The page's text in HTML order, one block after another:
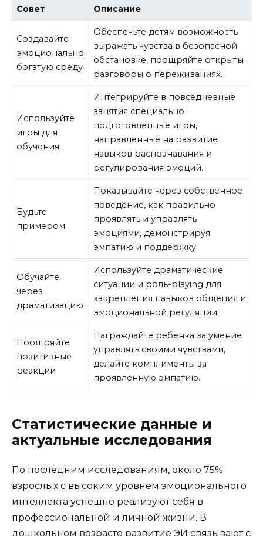
Совет Описание
Создавайте
эмоционально
богатую среду
Обеспечьте детям возможность
выражать чувства в безопасной
обстановке, поощряйте открыты
разговоры о переживаниях.
Используйте
игры для
обучения
Интегрируйте в повседневные
занятия специально
подготовленные игры,
направленные на развитие
навыков распознавания и
регулирования эмоций.
Будьте
примером
Показывайте через собственное
поведение, как правильно
проявлять и управлять
эмоциями, демонстрируя
эмпатию и поддержку.
Обучайте
через
драматизацию
Используйте драматические
ситуации и роль-playing для
закрепления навыков общения и
эмоциональной регуляции.
Поощряйте
позитивные
реакции
Награждайте ребенка за умение
управлять своими чувствами,
делайте комплименты за
проявленную эмпатию.
Статистические данные и
актуальные исследования
По последним исследованиям, около 75%
взрослых с высоким уровнем эмоционального
интеллекта успешно реализуют себя в
профессиональной и личной жизни. В
дошкольном возрасте развитие ЭИ связывают с